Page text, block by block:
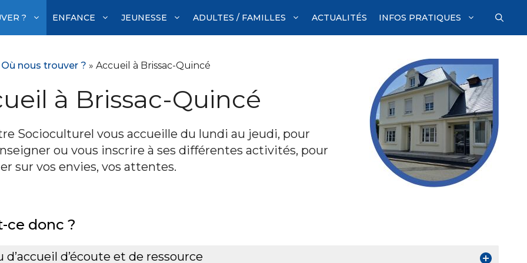
? ENFANCE JEUNESSE ADULTES / FAMILLES ACTUALITÉS INFOS PRATIQUES
Où nous trouver ? » Accueil à Brissac-Quincé
à Brissac-Quincé
Socioculturel vous accueille du lundi au jeudi, pour
ou vous inscrire à ses différentes activités, pour
sur vos envies, vos attentes.
ce donc ?
d’accueil d’écoute et de ressource